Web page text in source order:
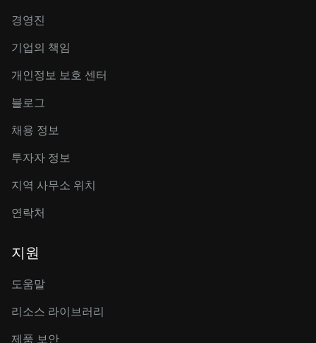
경영진
기업의 책임
개인정보 보호 센터
블로그
채용 정보
투자자 정보
지역 사무소 위치
연락처
지원
도움말
리소스 라이브러리
제품 보안